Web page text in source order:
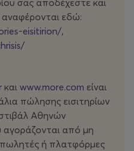
• Σκηνικά – Κοστούμια
Μαρία Χορς
σας αποδέχεστε και
εδώ:
eisitirion/,
και www.more.com είναι
πώλησης εισιτηρίων
Αθηνών
αγοράζονται από μη
ή πλατφόρμες